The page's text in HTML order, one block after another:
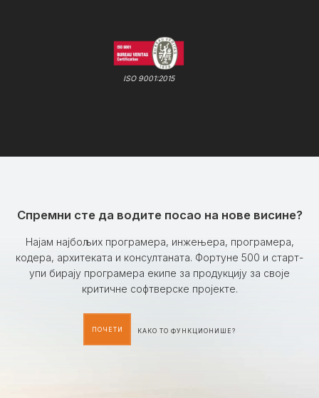
ISO 9001:2015
Спремни сте да водите посао на нове висине?
Најам најбољих програмера, инжењера, програмера,
кодера, архитеката и консултаната. Фортуне 500 и старт-
упи бирају програмера екипе за продукцију за своје
критичне софтверске пројекте.
ПОЧЕТИ КАКО ТО ФУНКЦИОНИШЕ?